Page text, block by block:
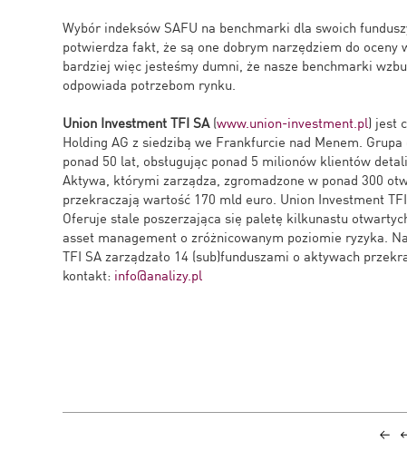
Wybór indeksów SAFU na benchmarki dla swoich
potwierdza fakt, że są one dobrym narzędziem do oceny
bardziej więc jesteśmy dumni, że nasze benchmarki
odpowiada potrzebom rynku.
Union Investment TFI SA(www.union-investment.pl) jest
Holding AG z siedzibą we Frankfurcie nad Menem.
ponad 50 lat, obsługując ponad 5 milionów klientów
Aktywa, którymi zarządza, zgromadzone w ponad 300
przekraczają wartość 170 mld euro. Union Investment
Oferuje stale poszerzająca się paletę kilkunastu
asset management o zróżnicowanym poziomie ryzyka.
TFI SA zarządzało 14 (sub)funduszami o aktywach
kontakt: info@analizy.pl